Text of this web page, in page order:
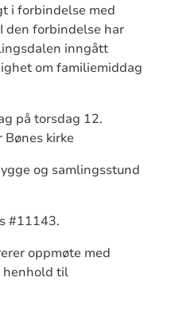
i forbindelse med
den forbindelse har
inngått
om familiemiddag
på torsdag 12.
kirke
og samlingsstund
#11143.
oppmøte med
henhold til